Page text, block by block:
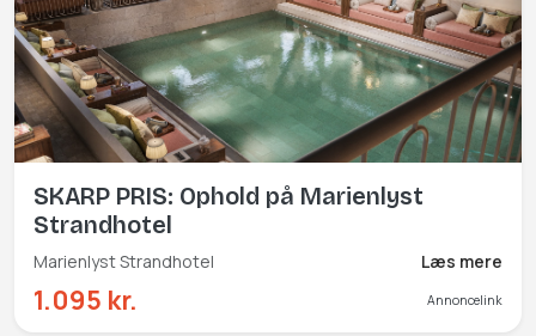
SKARP PRIS: Ophold på Marienlyst
Strandhotel
Marienlyst Strandhotel Læs mere
1.095 kr. Annoncelink